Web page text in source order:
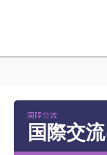
国際交